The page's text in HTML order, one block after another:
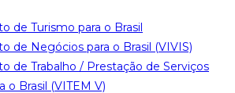
de Turismo para o Brasil
de Negócios para o Brasil (VIVIS)
de Trabalho / Prestação de Serviços
o Brasil (VITEM V)